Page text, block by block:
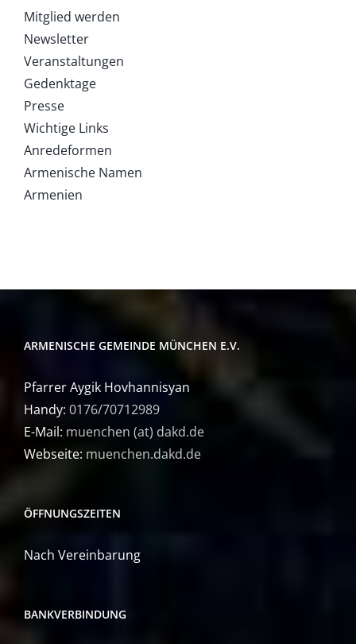
Mitglied werden
Newsletter
Veranstaltungen
Gedenktage
Presse
Wichtige Links
Anredeformen
Armenische Namen
Armenien
ARMENISCHE GEMEINDE MÜNCHEN E.V.
Pfarrer Aygik Hovhannisyan
Handy: 0176/70712989
E-Mail: muenchen (at) dakd.de
Webseite: muenchen.dakd.de
ÖFFNUNGSZEITEN
Nach Vereinbarung
BANKVERBINDUNG